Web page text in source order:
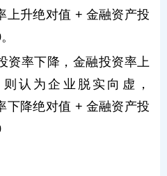
上升绝对值 + 金融资产投
资率下降，金融投资率上
认为企业脱实向虚，
下降绝对值 + 金融资产投